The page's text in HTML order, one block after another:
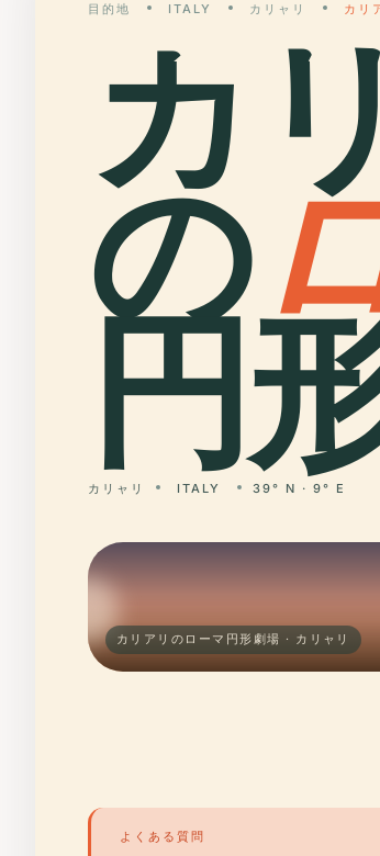
目的地 ITALY カリャリ カリ
カ
の
円
カリャリ ITALY 39° N · 9° E
カリアリのローマ円形劇場 · カリャリ
よくある質問